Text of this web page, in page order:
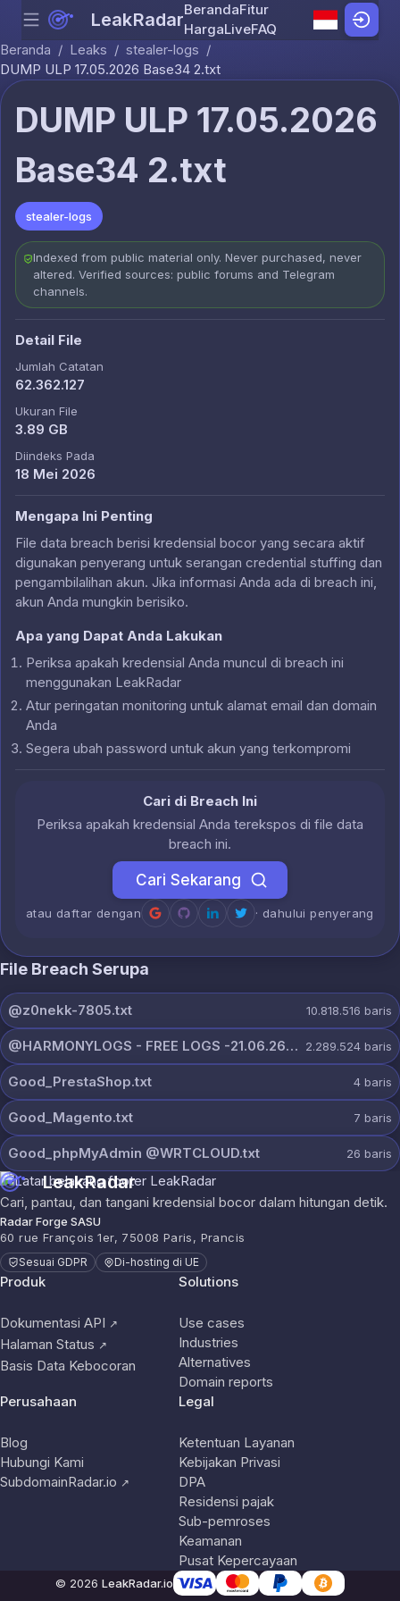
Skip to content
Menu LeakRadarBerandaFitur
HargaLiveFAQ
Beranda / Leaks / stealer-logs /
DUMP ULP 17.05.2026 Base34 2.txt
DUMP ULP 17.05.2026
Base34 2.txt
stealer-logs
Indexed from public material only. Never purchased, never
altered. Verified sources: public forums and Telegram
channels.
Detail File
Jumlah Catatan
62.362.127
Ukuran File
3.89 GB
Diindeks Pada
18 Mei 2026
Mengapa Ini Penting
File data breach berisi kredensial bocor yang secara aktif
digunakan penyerang untuk serangan credential stuffing dan
pengambilalihan akun. Jika informasi Anda ada di breach ini,
akun Anda mungkin berisiko.
Apa yang Dapat Anda Lakukan
Periksa apakah kredensial Anda muncul di breach ini
menggunakan LeakRadar
Atur peringatan monitoring untuk alamat email dan domain
Anda
Segera ubah password untuk akun yang terkompromi
Cari di Breach Ini
Periksa apakah kredensial Anda terekspos di file data
breach ini.
Cari Sekarang
atau daftar dengan · dahului penyerang
File Breach Serupa
@z0nekk-7805.txt 10.818.516 baris
@HARMONYLOGS - FREE LOGS -21.06.26.rar 2.289.524 baris
Good_PrestaShop.txt 4 baris
Good_Magento.txt 7 baris
Good_phpMyAdmin @WRTCLOUD.txt 26 baris
LeakRadar
Cari, pantau, dan tangani kredensial bocor dalam hitungan detik.
Radar Forge SASU
60 rue François 1er, 75008 Paris, Prancis
Sesuai GDPR Di-hosting di UE
Produk
Dokumentasi API ↗
Halaman Status ↗
Basis Data Kebocoran
Solutions
Use cases
Industries
Alternatives
Domain reports
Perusahaan
Blog
Hubungi Kami
SubdomainRadar.io ↗
Legal
Ketentuan Layanan
Kebijakan Privasi
DPA
Residensi pajak
Sub-pemroses
Keamanan
Pusat Kepercayaan
© 2026 LeakRadar.io